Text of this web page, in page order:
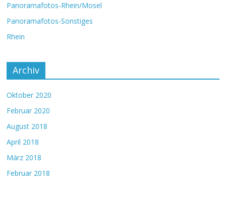
Panoramafotos-Rhein/Mosel
Panoramafotos-Sonstiges
Rhein
Archiv
Oktober 2020
Februar 2020
August 2018
April 2018
März 2018
Februar 2018